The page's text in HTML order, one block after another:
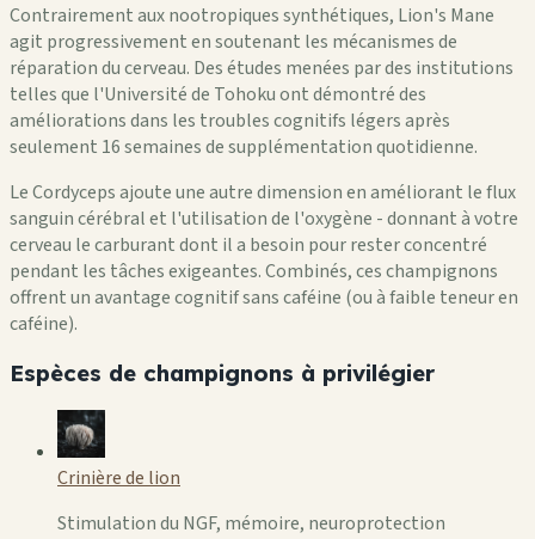
Contrairement aux nootropiques synthétiques, Lion's Mane
agit progressivement en soutenant les mécanismes de
réparation du cerveau. Des études menées par des institutions
telles que l'Université de Tohoku ont démontré des
améliorations dans les troubles cognitifs légers après
seulement 16 semaines de supplémentation quotidienne.
Le Cordyceps ajoute une autre dimension en améliorant le flux
sanguin cérébral et l'utilisation de l'oxygène - donnant à votre
cerveau le carburant dont il a besoin pour rester concentré
pendant les tâches exigeantes. Combinés, ces champignons
offrent un avantage cognitif sans caféine (ou à faible teneur en
caféine).
Espèces de champignons à privilégier
Crinière de lion
Stimulation du NGF, mémoire, neuroprotection